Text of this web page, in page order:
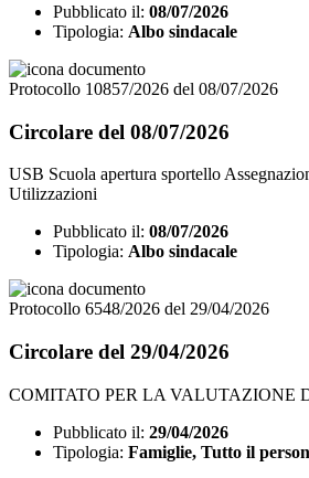
Pubblicato il: 08/07/2026
Tipologia: Albo sindacale
Protocollo 10857/2026 del 08/07/2026
Circolare del 08/07/2026
USB Scuola apertura sportello
Utilizzazioni
Pubblicato il: 08/07/2026
Tipologia: Albo sindacale
Protocollo 6548/2026 del 29/04/2026
Circolare del 29/04/2026
COMITATO PER LA VALUTAZIONE
Pubblicato il: 29/04/2026
Tipologia: Famiglie, Tutto il